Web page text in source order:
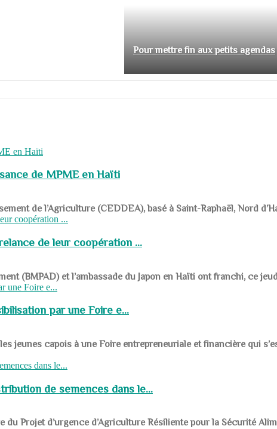
Pour mettre fin aux petits agendas
de MPME en Haïti
de l’Agriculture (CEDDEA), basé à Saint-Raphaël, Nord
de leur coopération ...
(BMPAD) et l’ambassade du Japon en Haïti ont franchi, ce
par une Foire e...
jeunes capois à une Foire entrepreneuriale et financière qui
de semences dans le...
Projet d’urgence d’Agriculture Résiliente pour la Sécurité